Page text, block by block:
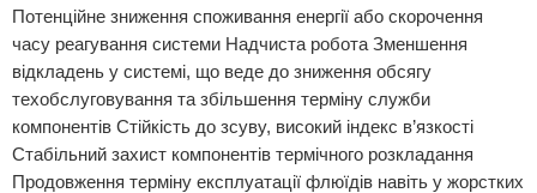
Потенційне зниження споживання енергії або скорочення
часу реагування системи Надчиста робота Зменшення
відкладень у системі, що веде до зниження обсягу
техобслуговування та збільшення терміну служби
компонентів Стійкість до зсуву, високий індекс в’язкості
Стабільний захист компонентів термічного розкладання
Продовження терміну експлуатації флюїдів навіть у жорстких